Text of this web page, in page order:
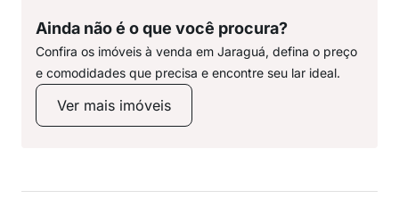
Ainda não é o que você procura?
Confira os imóveis à venda em Jaraguá, defina o preço
e comodidades que precisa e encontre seu lar ideal.
Ver mais imóveis